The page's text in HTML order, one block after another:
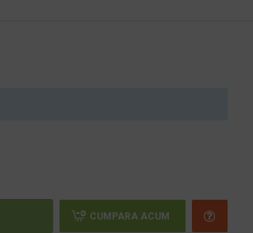
CUMPARA ACUM